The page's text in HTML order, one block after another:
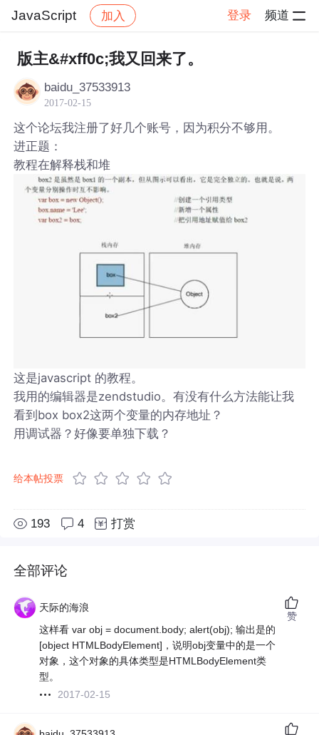
JavaScript 加入 登录 频道
社区 JavaScript 帖子详情
版主&#xff0c;我又回来了。
baidu_37533913
2017-02-15
这个论坛我注册了好几个账号，因为积分不够用。
进正题：
教程在解释栈和堆
这是javascript 的教程。
我用的编辑器是zendstudio。有没有什么方法能让我
看到box box2这两个变量的内存地址？
用调试器？好像要单独下载？
给本帖投票
193 4 打赏
全部评论
天际的海浪
这样看 var obj = document.body; alert(obj); 输出是的
[object HTMLBodyElement]，说明obj变量中的是一个
对象，这个对象的具体类型是HTMLBodyElement类
型。
2017-02-15
赞